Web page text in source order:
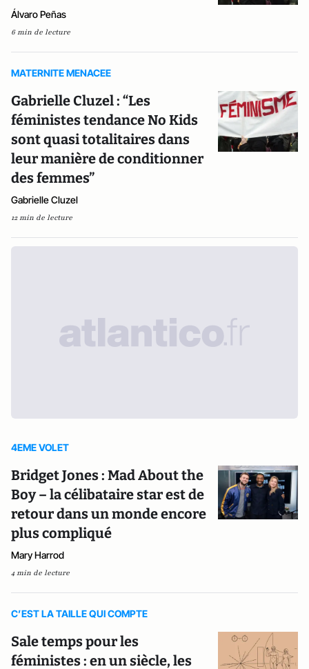
Álvaro Peñas
6 min de lecture
MATERNITE MENACEE
Gabrielle Cluzel : “Les
féministes tendance No Kids
sont quasi totalitaires dans
leur manière de conditionner
des femmes”
Gabrielle Cluzel
12 min de lecture
4EME VOLET
Bridget Jones : Mad About the
Boy – la célibataire star est de
retour dans un monde encore
plus compliqué
Mary Harrod
4 min de lecture
C’EST LA TAILLE QUI COMPTE
Sale temps pour les
féministes : en un siècle, les